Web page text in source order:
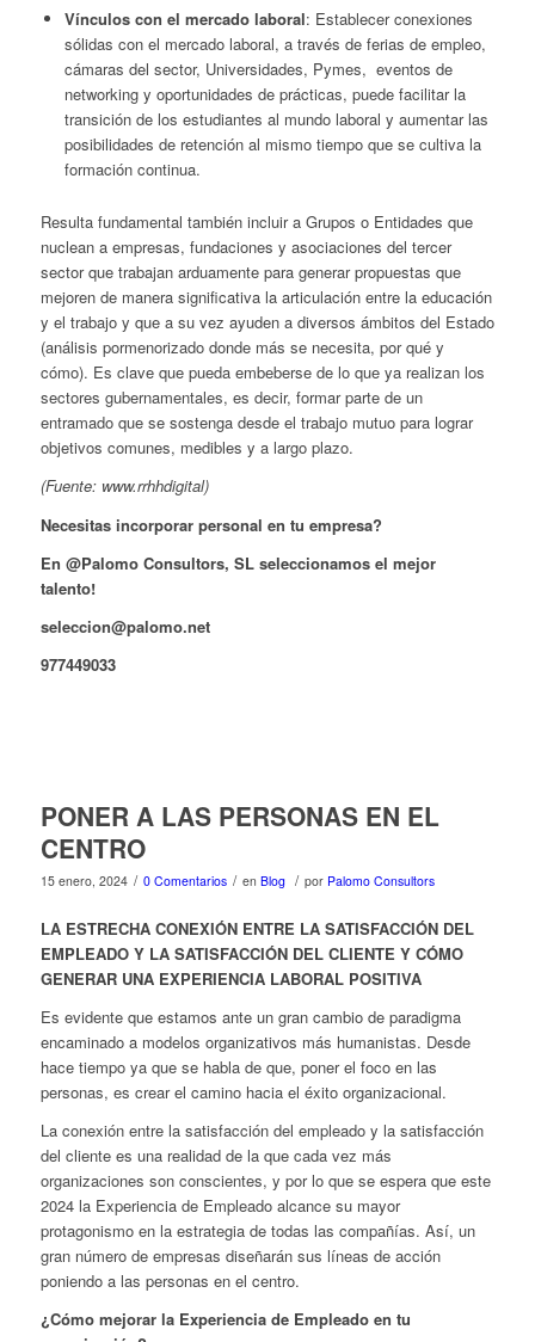
Vínculos con el mercado laboral: Establecer conexiones
sólidas con el mercado laboral, a través de ferias de empleo,
cámaras del sector, Universidades, Pymes, eventos de
networking y oportunidades de prácticas, puede facilitar la
transición de los estudiantes al mundo laboral y aumentar las
posibilidades de retención al mismo tiempo que se cultiva la
formación continua.
Resulta fundamental también incluir a Grupos o Entidades que
nuclean a empresas, fundaciones y asociaciones del tercer
sector que trabajan arduamente para generar propuestas que
mejoren de manera significativa la articulación entre la educación
y el trabajo y que a su vez ayuden a diversos ámbitos del Estado
(análisis pormenorizado donde más se necesita, por qué y
cómo). Es clave que pueda embeberse de lo que ya realizan los
sectores gubernamentales, es decir, formar parte de un
entramado que se sostenga desde el trabajo mutuo para lograr
objetivos comunes, medibles y a largo plazo.
(Fuente: www.rrhhdigital)
Necesitas incorporar personal en tu empresa?
En @Palomo Consultors, SL seleccionamos el mejor
talento!
seleccion@palomo.net
977449033
PONER A LAS PERSONAS EN EL
CENTRO
15 enero, 2024 / 0 Comentarios / en Blog / por Palomo Consultors
LA ESTRECHA CONEXIÓN ENTRE LA SATISFACCIÓN DEL
EMPLEADO Y LA SATISFACCIÓN DEL CLIENTE Y CÓMO
GENERAR UNA EXPERIENCIA LABORAL POSITIVA
Es evidente que estamos ante un gran cambio de paradigma
encaminado a modelos organizativos más humanistas. Desde
hace tiempo ya que se habla de que, poner el foco en las
personas, es crear el camino hacia el éxito organizacional.
La conexión entre la satisfacción del empleado y la satisfacción
del cliente es una realidad de la que cada vez más
organizaciones son conscientes, y por lo que se espera que este
2024 la Experiencia de Empleado alcance su mayor
protagonismo en la estrategia de todas las compañías. Así, un
gran número de empresas diseñarán sus líneas de acción
poniendo a las personas en el centro.
¿Cómo mejorar la Experiencia de Empleado en tu